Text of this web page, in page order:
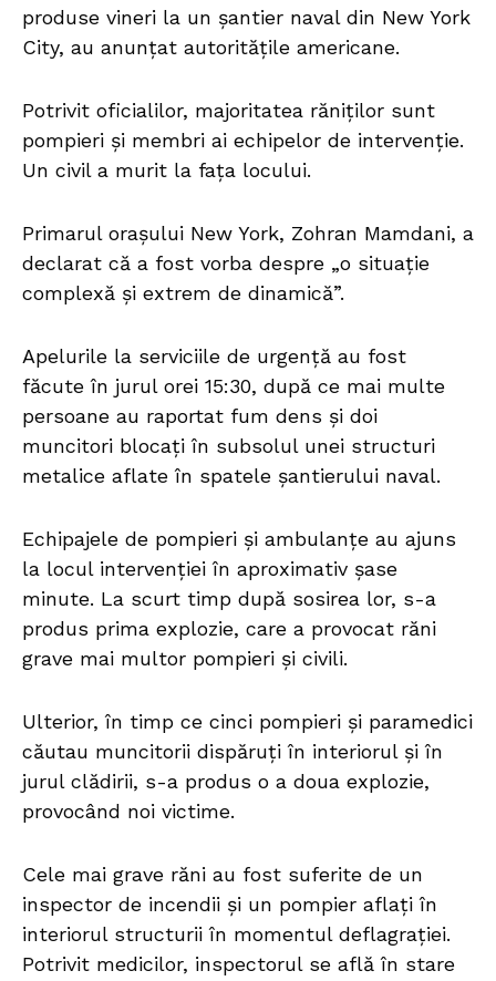
produse vineri la un șantier naval din New York
City, au anunțat autoritățile americane.
Potrivit oficialilor, majoritatea răniților sunt
pompieri și membri ai echipelor de intervenție.
Un civil a murit la fața locului.
Primarul orașului New York, Zohran Mamdani, a
declarat că a fost vorba despre „o situație
complexă și extrem de dinamică”.
Apelurile la serviciile de urgență au fost
făcute în jurul orei 15:30, după ce mai multe
persoane au raportat fum dens și doi
muncitori blocați în subsolul unei structuri
metalice aflate în spatele șantierului naval.
Echipajele de pompieri și ambulanțe au ajuns
la locul intervenției în aproximativ șase
minute. La scurt timp după sosirea lor, s-a
produs prima explozie, care a provocat răni
grave mai multor pompieri și civili.
Ulterior, în timp ce cinci pompieri și paramedici
căutau muncitorii dispăruți în interiorul și în
jurul clădirii, s-a produs o a doua explozie,
provocând noi victime.
Cele mai grave răni au fost suferite de un
inspector de incendii și un pompier aflați în
interiorul structurii în momentul deflagrației.
Potrivit medicilor, inspectorul se află în stare